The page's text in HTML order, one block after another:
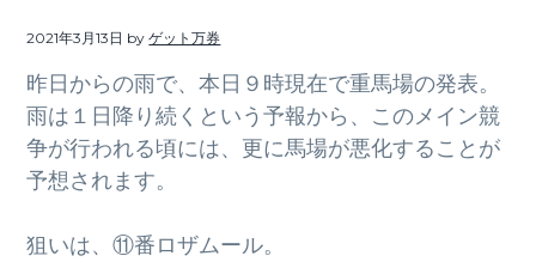
2021年3月13日 byゲット万券
昨日からの雨で、本日９時現在で重馬場の発表。
雨は１日降り続くという予報から、このメイン競
争が行われる頃には、更に馬場が悪化することが
予想されます。
狙いは、⑪番ロザムール。